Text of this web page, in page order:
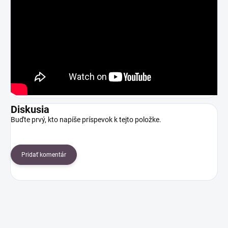
Diskusia
Buďte prvý, kto napíše príspevok k tejto položke.
Pridať komentár